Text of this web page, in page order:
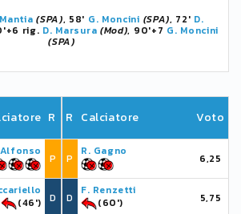
(SPA), 58' G. Moncini (SPA), 72' D.
rig. D. Marsura (Mod), 90'+7 G. Moncini
(SPA)
R
Alfonso
P
(46')
D
R Calciatore Voto
P
R. Gagno
6,25
D
F. Renzetti
(60')
5,75